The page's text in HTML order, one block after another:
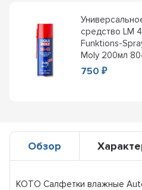
средство LM
Funktions-
Moly 200мл
750₽
Обзор
KOTO Салфетки влажные